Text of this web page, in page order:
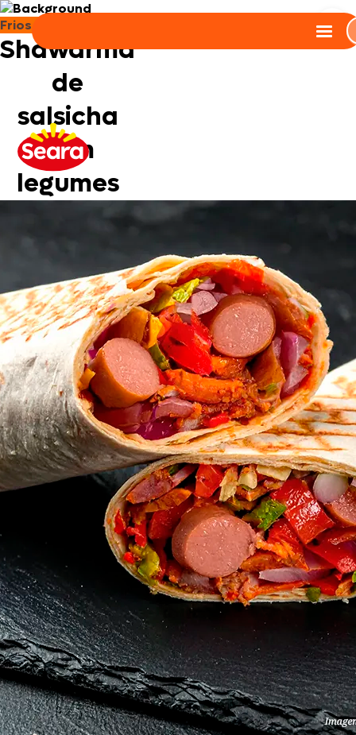
Frios e Embutidos
Shawarma
de
salsicha
com
legumes